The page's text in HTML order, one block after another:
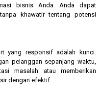
bisnis Anda. Anda dapat
khawatir tentang potensi
yang responsif adalah kunci.
pelanggan sepanjang waktu,
masalah atau memberikan
dengan efektif.